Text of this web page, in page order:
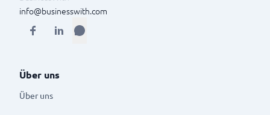
info@businesswith.com
Über uns
Über uns